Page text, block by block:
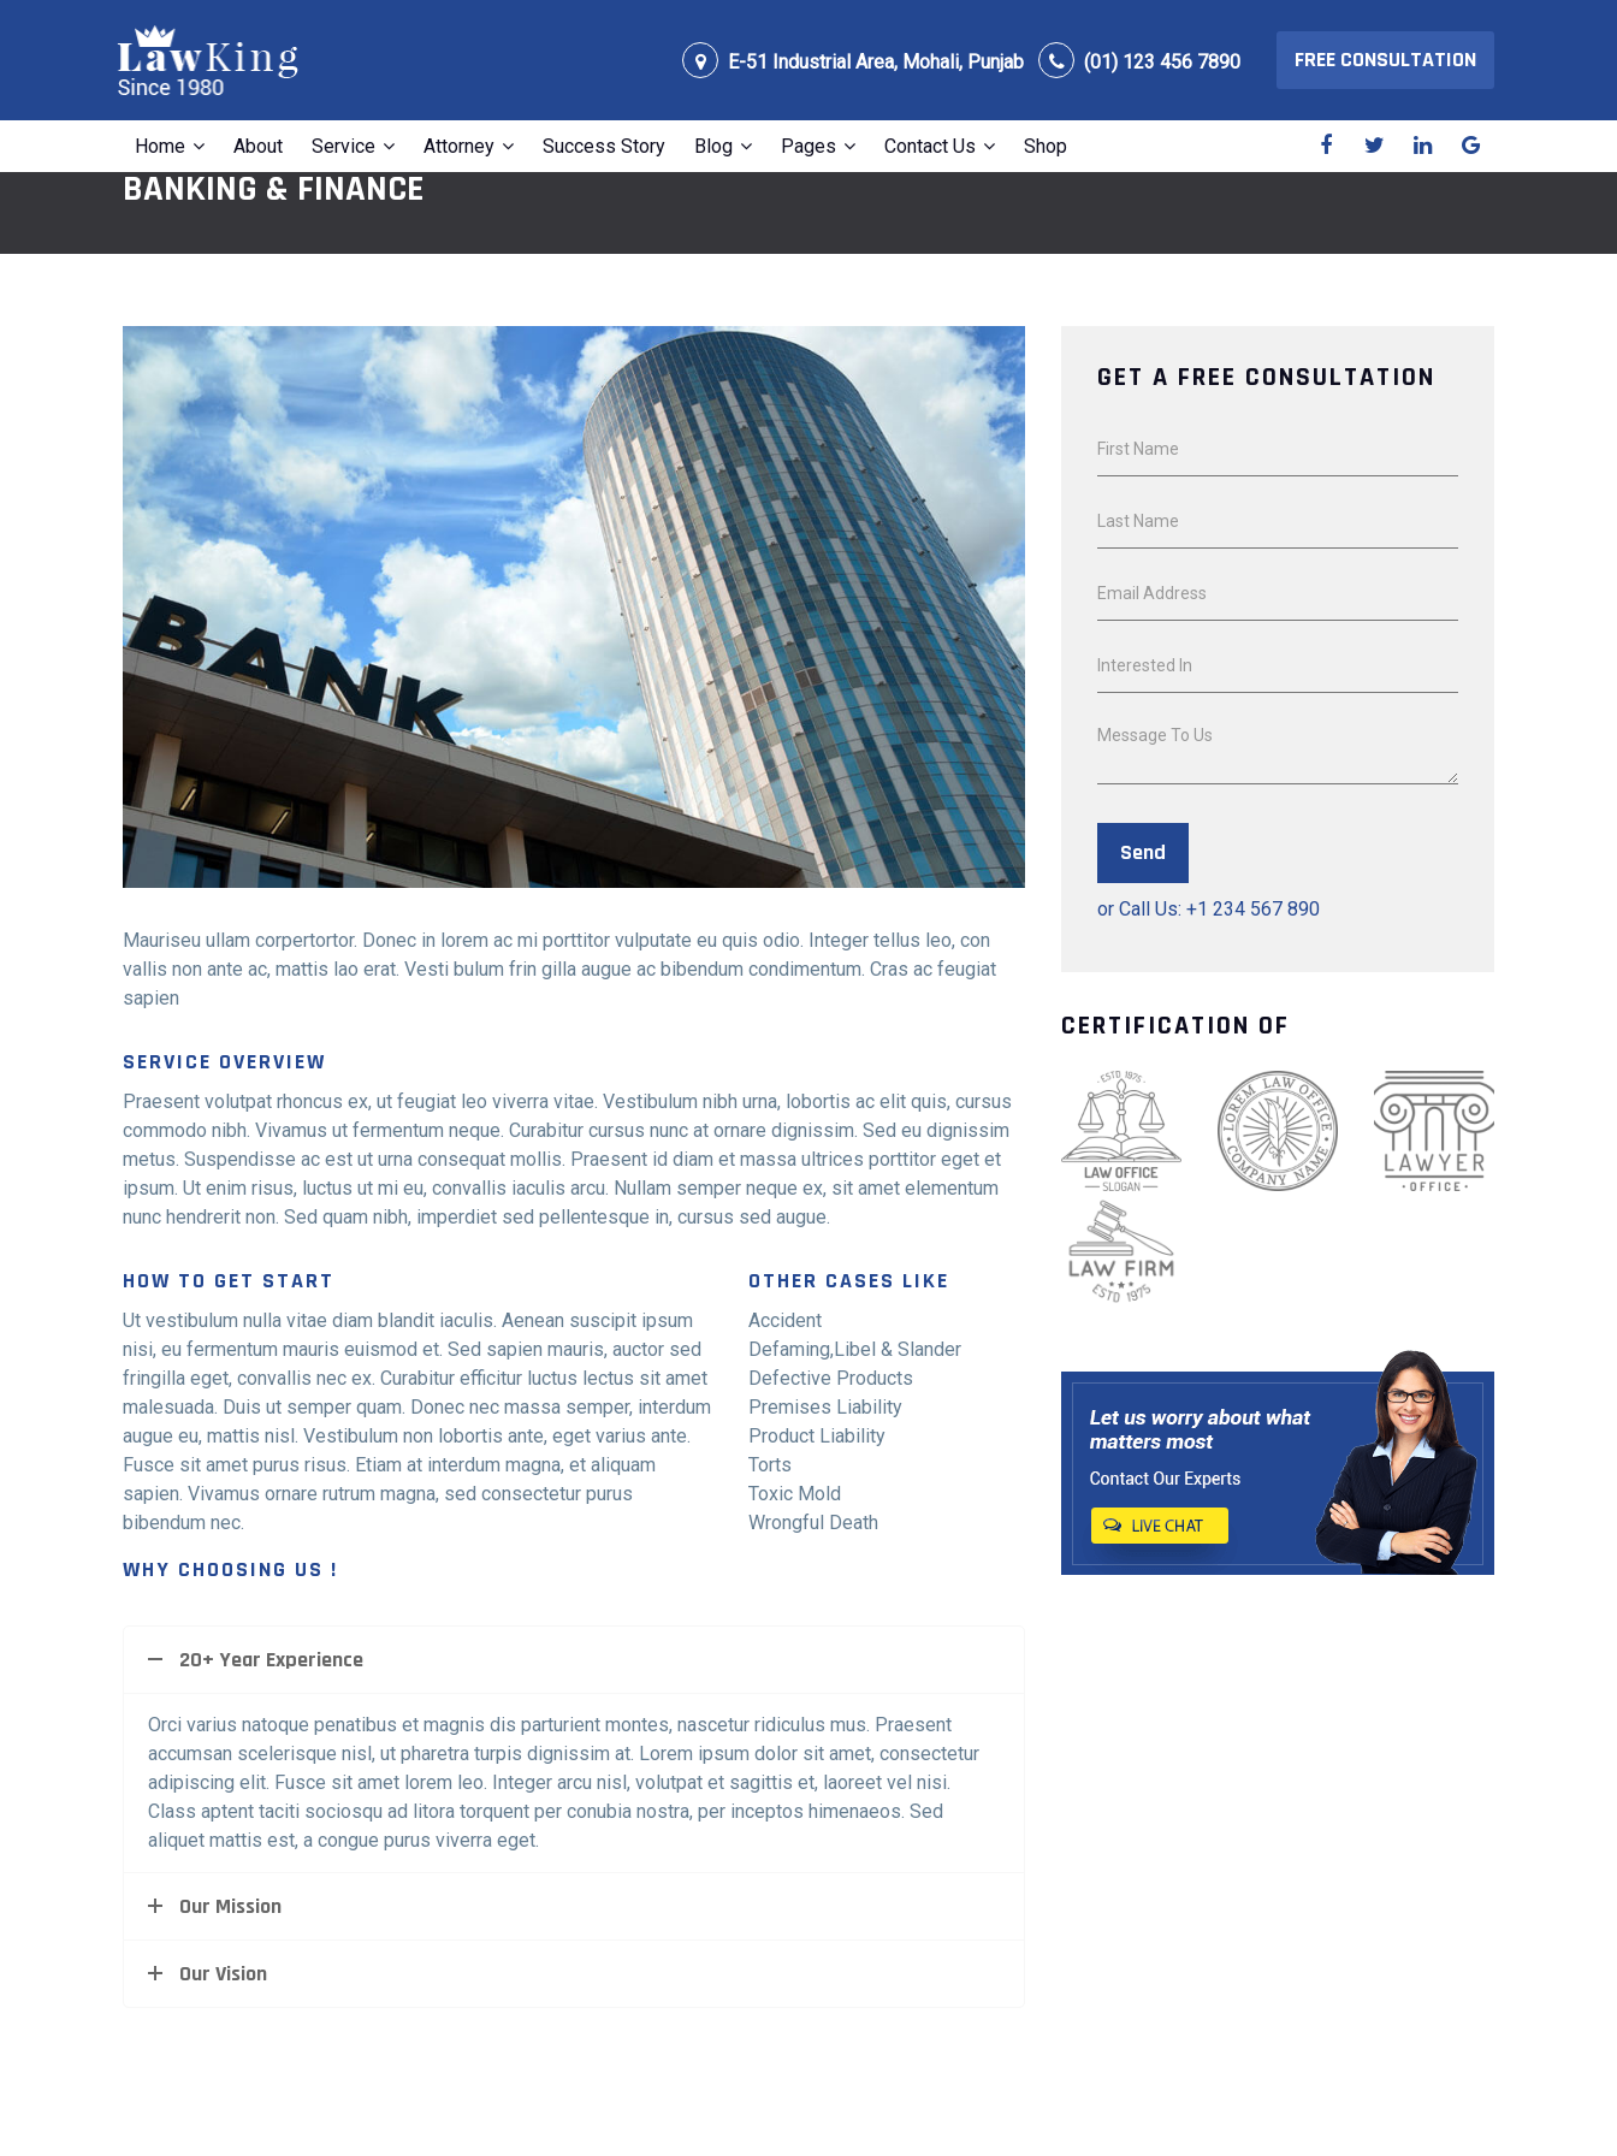
E-51 Industrial Area, Mohali, Punjab (01) 123 456 7890 FREE CONSULTATION
Home About Service Attorney Success Story Blog Pages Contact Us Shop
BANKING & FINANCE
Mauriseu ullam corpertortor. Donec in lorem ac mi porttitor vulputate eu quis odio. Integer tellus leo, con
vallis non ante ac, mattis lao erat. Vesti bulum frin gilla augue ac bibendum condimentum. Cras ac feugiat
sapien
SERVICE OVERVIEW
Praesent volutpat rhoncus ex, ut feugiat leo viverra vitae. Vestibulum nibh urna, lobortis ac elit quis, cursus
commodo nibh. Vivamus ut fermentum neque. Curabitur cursus nunc at ornare dignissim. Sed eu dignissim
metus. Suspendisse ac est ut urna consequat mollis. Praesent id diam et massa ultrices porttitor eget et
ipsum. Ut enim risus, luctus ut mi eu, convallis iaculis arcu. Nullam semper neque ex, sit amet elementum
nunc hendrerit non. Sed quam nibh, imperdiet sed pellentesque in, cursus sed augue.
HOW TO GET START
Ut vestibulum nulla vitae diam blandit iaculis. Aenean suscipit ipsum
nisi, eu fermentum mauris euismod et. Sed sapien mauris, auctor sed
fringilla eget, convallis nec ex. Curabitur efficitur luctus lectus sit amet
malesuada. Duis ut semper quam. Donec nec massa semper, interdum
augue eu, mattis nisl. Vestibulum non lobortis ante, eget varius ante.
Fusce sit amet purus risus. Etiam at interdum magna, et aliquam
sapien. Vivamus ornare rutrum magna, sed consectetur purus
bibendum nec.
OTHER CASES LIKE
Accident
Defaming,Libel & Slander
Defective Products
Premises Liability
Product Liability
Torts
Toxic Mold
Wrongful Death
WHY CHOOSING US !
20+ Year Experience
Orci varius natoque penatibus et magnis dis parturient montes, nascetur ridiculus mus. Praesent
accumsan scelerisque nisl, ut pharetra turpis dignissim at. Lorem ipsum dolor sit amet, consectetur
adipiscing elit. Fusce sit amet lorem leo. Integer arcu nisl, volutpat et sagittis et, laoreet vel nisi.
Class aptent taciti sociosqu ad litora torquent per conubia nostra, per inceptos himenaeos. Sed
aliquet mattis est, a congue purus viverra eget.
Our Mission
Our Vision
GET A FREE CONSULTATION
or Call Us: +1 234 567 890
CERTIFICATION OF